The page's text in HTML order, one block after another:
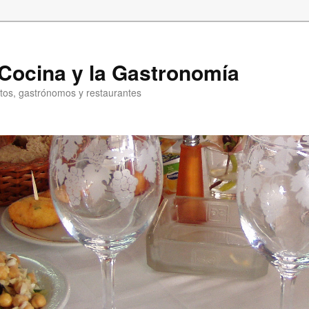
y la Gastronomía
gastrónomos y restaurantes